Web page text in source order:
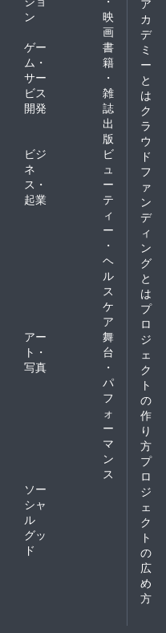
ン
映
画
ゲー
ム・
サー
ビス
開発
書
籍
・
雑
誌
出
版
ビジ
ネ
ス・
起業
ビ
ュ
ー
テ
ィ
ー
・
ヘ
ル
ス
ケ
ア
アー
ト・
写真
舞
台
・
パ
フ
ォ
ー
マ
ン
ス
ソー
シャ
ル
グッ
ド
ア
カ
デ
ミ
ー
と
は
ク
ラ
ウ
ド
フ
ァ
ン
デ
ィ
ン
グ
と
は
プ
ロ
ジ
ェ
ク
ト
の
作
り
方
プ
ロ
ジ
ェ
ク
ト
の
広
め
方